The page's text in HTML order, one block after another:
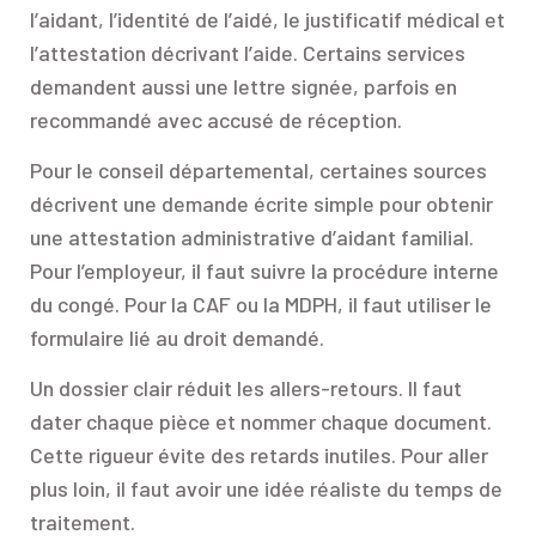
l’aidant, l’identité de l’aidé, le justificatif médical et
l’attestation décrivant l’aide. Certains services
demandent aussi une lettre signée, parfois en
recommandé avec accusé de réception.
Pour le conseil départemental, certaines sources
décrivent une demande écrite simple pour obtenir
une attestation administrative d’aidant familial.
Pour l’employeur, il faut suivre la procédure interne
du congé. Pour la CAF ou la MDPH, il faut utiliser le
formulaire lié au droit demandé.
Un dossier clair réduit les allers-retours. Il faut
dater chaque pièce et nommer chaque document.
Cette rigueur évite des retards inutiles. Pour aller
plus loin, il faut avoir une idée réaliste du temps de
traitement.